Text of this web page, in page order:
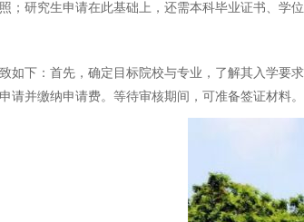
；研究生申请在此基础上，还需本科毕业证书、学
如下：首先，确定目标院校与专业，了解其入学要
请并缴纳申请费。等待审核期间，可准备签证材料